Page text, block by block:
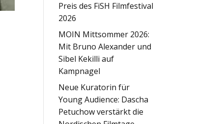
Preis des FiSH Filmfestival
2026
MOIN Mittsommer 2026:
Mit Bruno Alexander und
Sibel Kekilli auf
Kampnagel
Neue Kuratorin für
Young Audience: Dascha
Petuchow verstärkt die